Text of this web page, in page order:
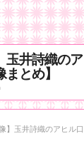
玉井詩織の
とめ】
像】玉井詩織のアヒル